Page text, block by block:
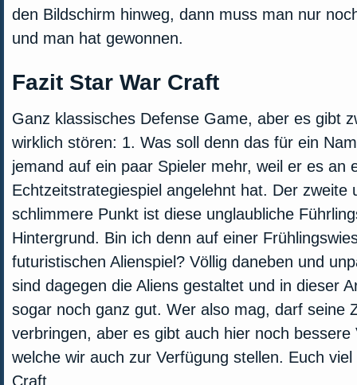
den Bildschirm hinweg, dann muss man nur
und man hat gewonnen.
Fazit Star War Craft
Ganz klassisches Defense Game, aber es gibt
wirklich stören: 1. Was soll denn das für ein
jemand auf ein paar Spieler mehr, weil er es an
Echtzeitstrategiespiel angelehnt hat. Der zweite
schlimmere Punkt ist diese unglaubliche
Hintergrund. Bin ich denn auf einer
futuristischen Alienspiel? Völlig daneben und
sind dagegen die Aliens gestaltet und in dieser
sogar noch ganz gut. Wer also mag, darf seine
verbringen, aber es gibt auch hier noch bessere
welche wir auch zur Verfügung stellen. Euch
Craft.